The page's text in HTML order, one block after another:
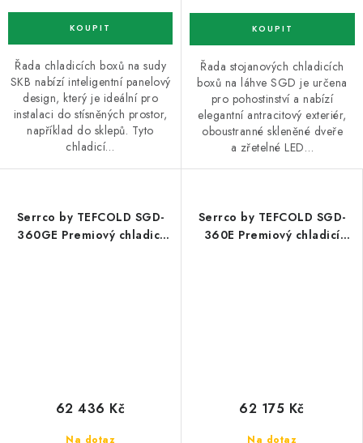
Řada chladicích boxů na sudy
SKB nabízí inteligentní panelový
design, který je ideální pro
instalaci do stísněných prostor,
například do sklepů. Tyto
chladicí…
Řada stojanových chladicích
boxů na láhve SGD je určena
pro pohostinství a nabízí
elegantní antracitový exteriér,
oboustranné skleněné dveře
a zřetelné LED…
Serrco by TEFCOLD SGD-
360GE Premiový chladicí
Na dotaz
62 436 Kč
Serrco by TEFCOLD SGD-
360E Premiový chladicí
Na dotaz
62 175 Kč